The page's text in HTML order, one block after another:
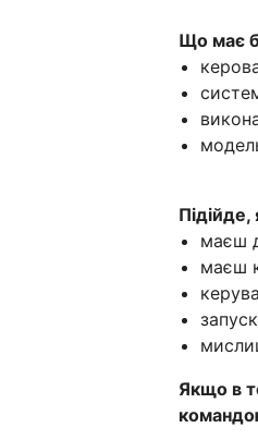
Що має
маєш
маєш
Якщо в